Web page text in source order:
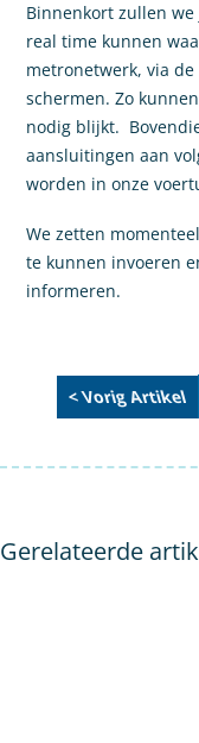
Binnenkort zullen
real time kunnen
metronetwerk, via de
schermen. Zo
nodig blijkt.
aansluitingen aan
worden in onze
We zetten
te kunnen invoeren
informeren.
< Vorig Artikel
Gerelateerde